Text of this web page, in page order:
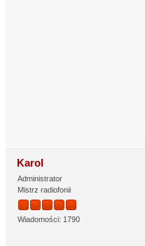
Karol
Administrator
Mistrz radiofonii
Wiadomości: 1790